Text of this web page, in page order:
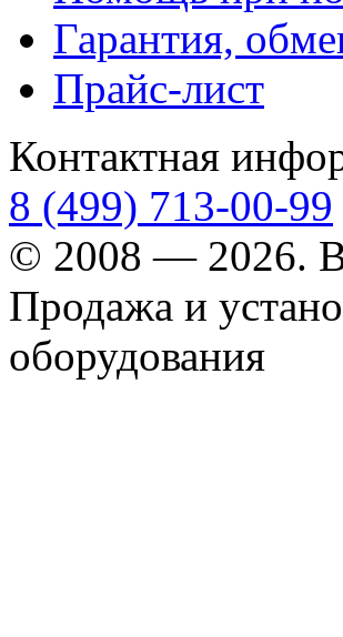
Гарантия,
Прайс-лист
Контактная
8 (499) 713-00-99
© 2008 — 2026.
Продажа и
оборудования